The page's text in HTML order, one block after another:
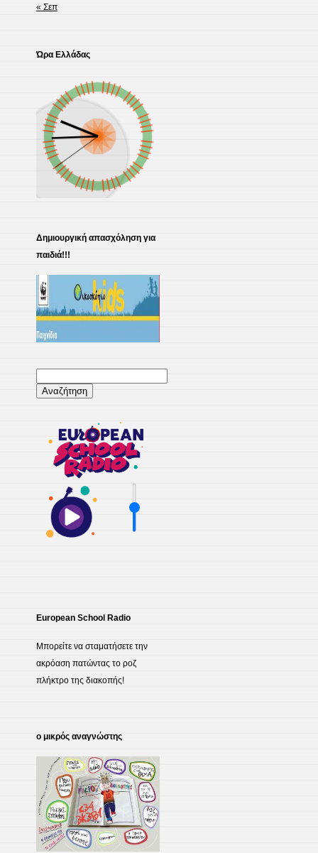
« Σεπ
Ώρα Ελλάδας
Δημιουργική απασχόληση για
παιδιά!!!
για:
European School Radio
Μπορείτε να σταματήσετε την
ακρόαση πατώντας το ροζ
πλήκτρο της διακοπής!
ο μικρός αναγνώστης